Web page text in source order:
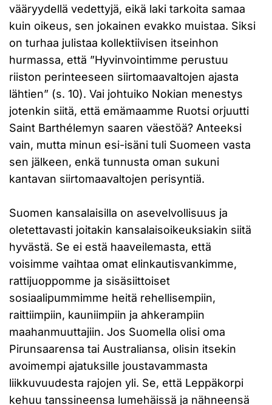
vääryydellä vedettyjä, eikä laki tarkoita samaa
kuin oikeus, sen jokainen evakko muistaa. Siksi
on turhaa julistaa kollektiivisen itseinhon
hurmassa, että ”Hyvinvointimme perustuu
riiston perinteeseen siirtomaavaltojen ajasta
lähtien” (s. 10). Vai johtuiko Nokian menestys
jotenkin siitä, että emämaamme Ruotsi orjuutti
Saint Barthélemyn saaren väestöä? Anteeksi
vain, mutta minun esi-isäni tuli Suomeen vasta
sen jälkeen, enkä tunnusta oman sukuni
kantavan siirtomaavaltojen perisyntiä.
Suomen kansalaisilla on asevelvollisuus ja
oletettavasti joitakin kansalaisoikeuksiakin siitä
hyvästä. Se ei estä haaveilemasta, että
voisimme vaihtaa omat elinkautisvankimme,
rattijuoppomme ja sisäsiittoiset
sosiaalipummimme heitä rehellisempiin,
raittiimpiin, kauniimpiin ja ahkerampiin
maahanmuuttajiin. Jos Suomella olisi oma
Pirunsaarensa tai Australiansa, olisin itsekin
avoimempi ajatuksille joustavammasta
liikkuvuudesta rajojen yli. Se, että Leppäkorpi
kehuu tanssineensa lumehäissä ja nähneensä